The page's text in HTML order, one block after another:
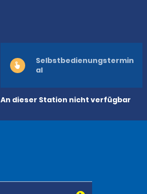
An dieser Station nicht verfügbar
Selbstbedienungstermin
al